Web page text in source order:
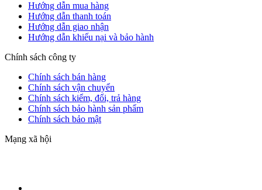
Hướng dẫn mua hàng
Hướng dẫn thanh toán
Hướng dẫn giao nhận
Hướng dẫn khiếu nại và bảo hành
Chính sách công ty
Chính sách bán hàng
Chính sách vận chuyển
Chính sách kiểm, đổi, trả hàng
Chính sách bảo hành sản phẩm
Chính sách bảo mật
Mạng xã hội